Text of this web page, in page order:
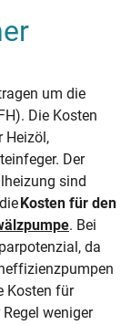
um die
Die Kosten
Heizöl,
Der
sind
Kosten für den
. Bei
da
Kosten für
weniger